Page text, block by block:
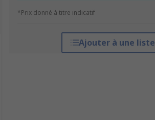
*Prix donné à titre indicatif
Ajouter à une liste